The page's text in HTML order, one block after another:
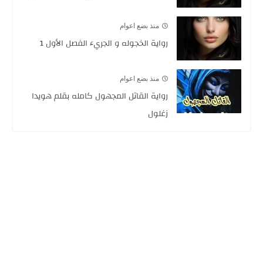
منذ بضع اعوام
رواية الخجوله و الجريء الفصل الأول 1
منذ بضع اعوام
رواية القاتل المجهول كامله بقلم هويدا
زغلول